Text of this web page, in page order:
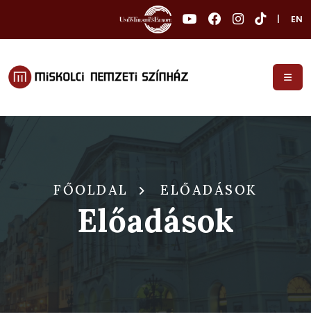
EN
FŐOLDAL ELŐADÁSOK
Előadások